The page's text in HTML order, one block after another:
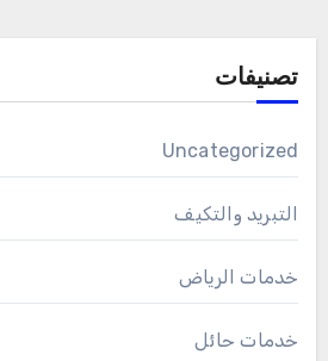
تصنيفات
Uncategorized
التبريد والتكيف
خدمات الرياض
خدمات حائل